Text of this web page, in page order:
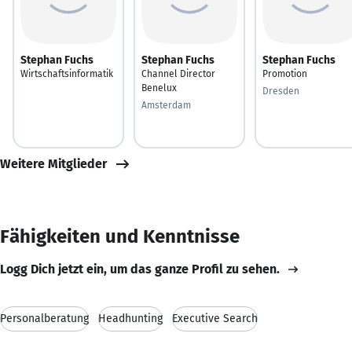
Stephan Fuchs
Wirtschaftsinformatik
Stephan Fuchs
Channel Director
Benelux
Amsterdam
Stephan Fuchs
Promotion
Dresden
Weitere Mitglieder
Fähigkeiten und Kenntnisse
Logg Dich jetzt ein, um das ganze Profil zu sehen.
Personalberatung Headhunting Executive Search